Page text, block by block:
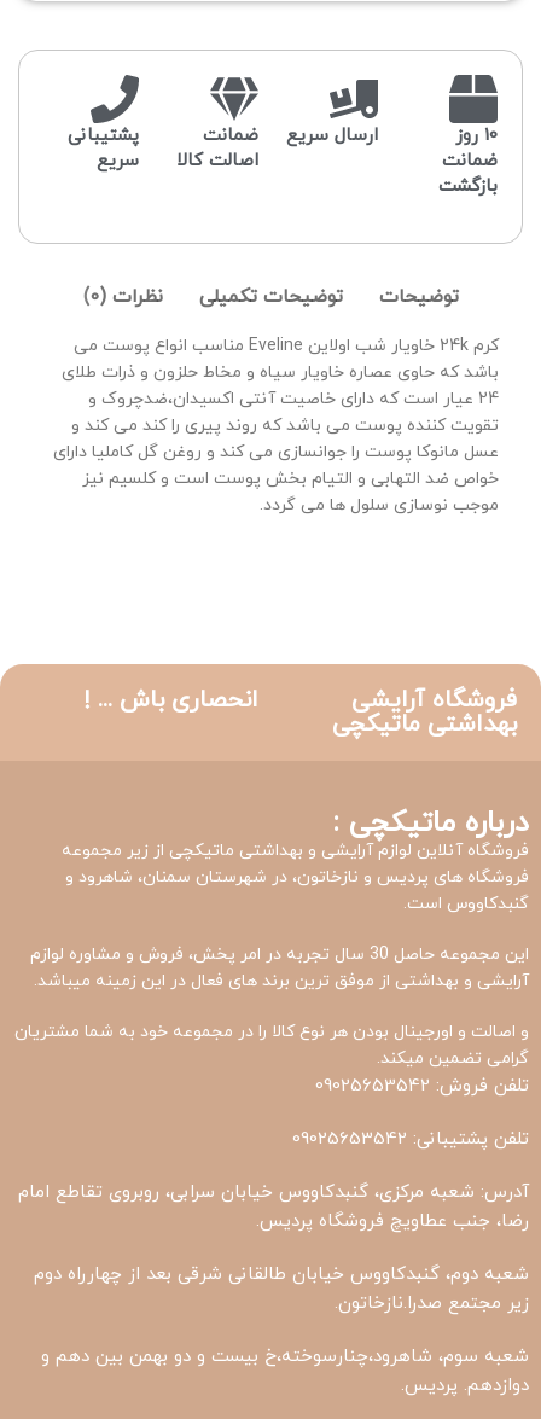
10 روز
ضمانت
بازگشت
ارسال سریع
ضمانت
اصالت کالا
پشتیبانی
سریع
توضیحات توضیحات تکمیلی نظرات (0)
کرم 24k خاویار شب اولاین Eveline مناسب انواع پوست می
باشد که حاوی عصاره خاویار سیاه و مخاط حلزون و ذرات طلای
24 عیار است که دارای خاصیت آنتی اکسیدان،ضدچروک و
تقویت کننده پوست می باشد که روند پیری را کند می کند و
عسل مانوکا پوست را جوانسازی می کند و روغن گل کاملیا دارای
خواص ضد التهابی و التیام بخش پوست است و کلسیم نیز
موجب نوسازی سلول ها می گردد.
فروشگاه آرایشی
بهداشتی ماتیکچی
انحصاری باش ... !
درباره ماتیکچی :
فروشگاه آنلاین لوازم آرایشی و بهداشتی ماتیکچی از زیر مجموعه
فروشگاه های پردیس و نازخاتون، در شهرستان سمنان، شاهرود و
گنبدکاووس است.
این مجموعه حاصل 30 سال تجربه در امر پخش، فروش و مشاوره لوازم
آرایشی و بهداشتی از موفق ترین برند های فعال در این زمینه میباشد.
و اصالت و اورجینال بودن هر نوع کالا را در مجموعه خود به شما مشتریان
گرامی تضمین میکند.
تلفن فروش: 09025653542
تلفن پشتیبانی: 09025653542
آدرس: شعبه مرکزی، گنبدکاووس خیابان سرابی، روبروی تقاطع امام
رضا، جنب عطاویچ فروشگاه پردیس.
شعبه دوم، گنبدکاووس خیابان طالقانی شرقی بعد از چهارراه دوم
زیر مجتمع صدرا.نازخاتون.
شعبه سوم، شاهرود،چنارسوخته،خ بیست و دو بهمن بین دهم و
دوازدهم. پردیس.